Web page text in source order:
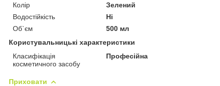
Колір
Зелений
Водостійкість
Ні
Об`єм
500 мл
Користувальницькі характеристики
Класифікація
косметичного засобу
Професійна
Приховати